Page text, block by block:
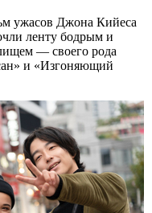
ужасов Джона Кийеса
ленту бодрым и
— своего рода
и «Изгоняющий